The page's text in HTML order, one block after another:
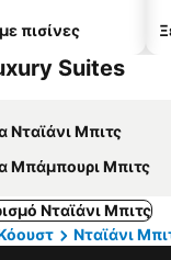
πισίνες
Suites
Νταϊάνι Μπιτς
Μπάμπουρι Μπιτς
Νταϊάνι Μπιτς
Νταϊάνι